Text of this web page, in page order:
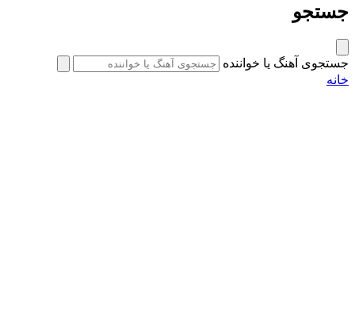
جستجو
جستجوی آهنگ یا خواننده
خانه